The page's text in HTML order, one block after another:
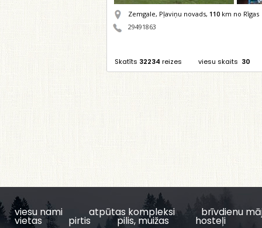
Zemgale, Pļaviņu novads, 110 km no Rīgas
29491863
Skatīts 32234 reizes viesu skaits 30
viesu nami atpūtas kompleksi brīvdienu
vietas pirtis pilis, muižas hosteļi